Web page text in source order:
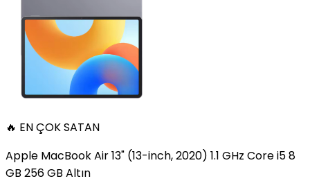
🔥 EN ÇOK SATAN
Apple MacBook Air 13" (13-inch, 2020) 1.1 GHz Core i5 8
GB 256 GB Altın